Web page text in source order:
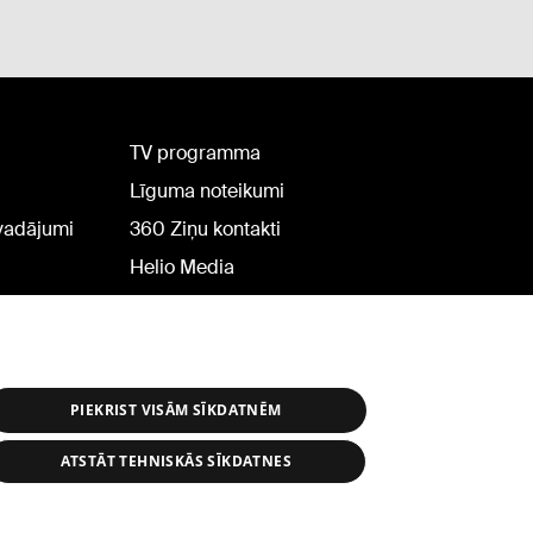
TV programma
Līguma noteikumi
360 Ziņu kontakti
Helio Media
PIEKRIST VISĀM SĪKDATNĒM
ATSTĀT TEHNISKĀS SĪKDATNES